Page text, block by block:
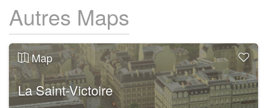
Autres Maps
Map
La Saint-Victoire